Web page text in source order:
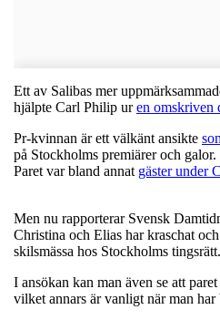
Ett av Salibas mer
hjälpte Carl Philip uren omskriven
Pr-kvinnan är ett välkänt ansikte
på Stockholms premiärer och
Paret var bland annat gäster under
Men nu rapporterar Svensk
Christina och Elias har kraschat
skilsmässa hos Stockholms tingsrätt.
I ansökan kan man även se att
vilket annars är vanligt när man har